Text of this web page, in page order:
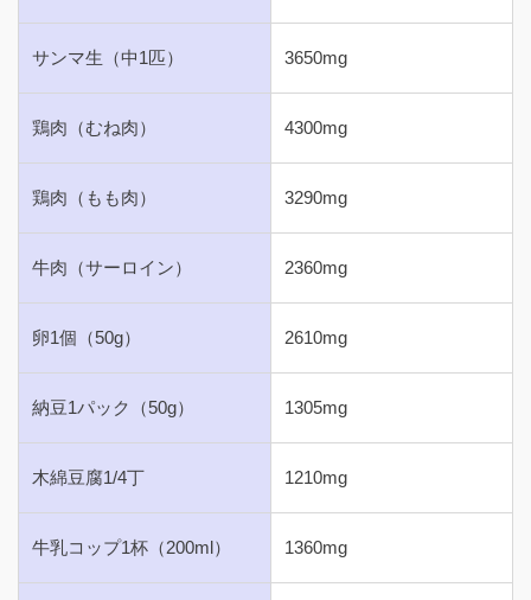
サンマ生（中1匹） 3650mg
鶏肉（むね肉） 4300mg
鶏肉（もも肉） 3290mg
牛肉（サーロイン） 2360mg
卵1個（50g） 2610mg
納豆1パック（50g） 1305mg
木綿豆腐1/4丁 1210mg
牛乳コップ1杯（200ml） 1360mg